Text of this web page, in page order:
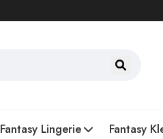
Fantasy Lingerie Fantasy